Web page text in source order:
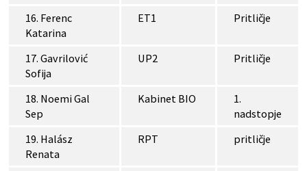
16. Ferenc
Katarina
ET1 Pritličje
17. Gavrilović
Sofija
UP2 Pritličje
18. Noemi Gal
Sep
Kabinet BIO
1.
nadstopje
19. Halász
Renata
RPT pritličje